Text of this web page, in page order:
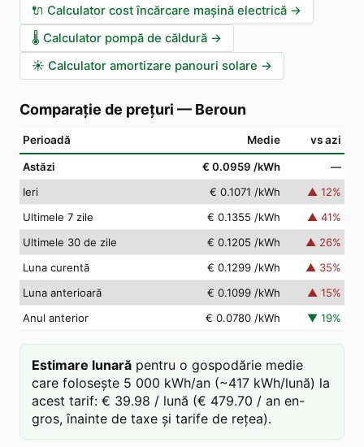
🔌 Calculator cost încărcare mașină electrică →
🌡️ Calculator pompă de căldură →
☀️ Calculator amortizare panouri solare →
Comparație de prețuri — Beroun
Perioadă Medie vs azi
Astăzi € 0.0959 /kWh
—
Ieri
€ 0.1071 /kWh ▲ 12%
Ultimele 7 zile
€ 0.1355 /kWh ▲ 41%
Ultimele 30 de zile
€ 0.1205 /kWh ▲ 26%
Luna curentă
€ 0.1299 /kWh ▲ 35%
Luna anterioară
€ 0.1099 /kWh ▲ 15%
Anul anterior
€ 0.0780 /kWh ▼ 19%
Estimare lunară pentru o gospodărie medie
care folosește 5 000 kWh/an (~417 kWh/lună) la
acest tarif: € 39.98 / lună (€ 479.70 / an en-
gros, înainte de taxe și tarife de rețea).